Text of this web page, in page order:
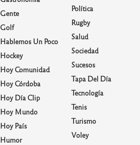
Gente
Golf
Hablemos Un Poco
Hockey
Hoy Comunidad
Hoy Córdoba
Hoy Día Clip
Hoy Mundo
Hoy País
Humor
Política
Rugby
Salud
Sociedad
Sucesos
Tapa Del Día
Tecnología
Tenis
Turismo
Voley